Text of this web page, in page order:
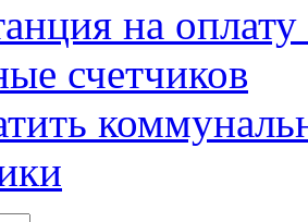
на
счетчиков